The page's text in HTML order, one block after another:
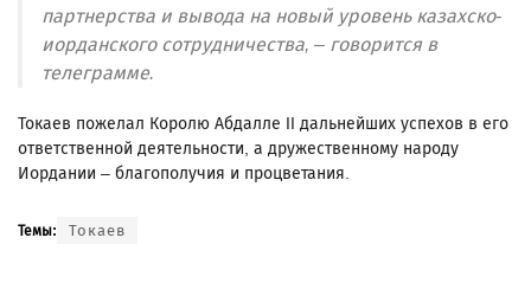
партнерства и вывода на новый уровень казахско-
иорданского сотрудничества, – говорится в
телеграмме.
Токаев пожелал Королю Абдалле II дальнейших успехов в его
ответственной деятельности, а дружественному народу
Иордании – благополучия и процветания.
Темы: Токаев